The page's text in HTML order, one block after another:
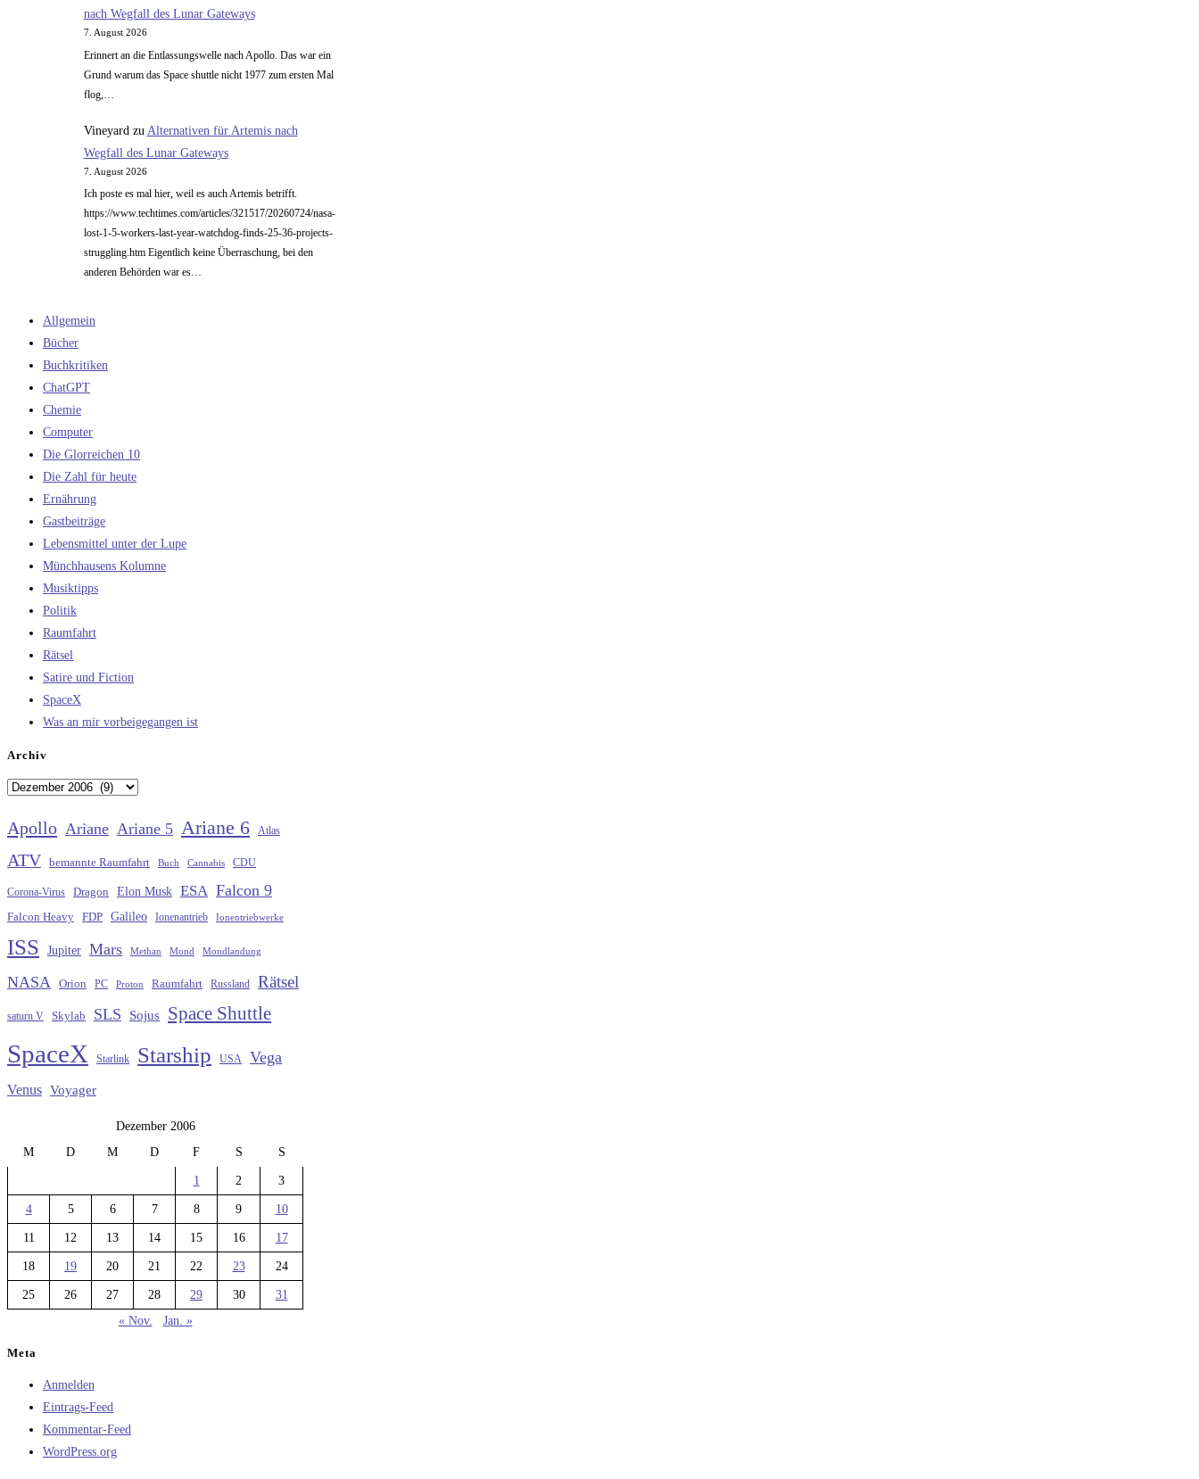
nach Wegfall des Lunar Gateways
7. August 2026
Erinnert an die Entlassungswelle nach Apollo. Das war ein
Grund warum das Space shuttle nicht 1977 zum ersten Mal
flog,…
Vineyard zu Alternativen für Artemis nach
Wegfall des Lunar Gateways
7. August 2026
Ich poste es mal hier, weil es auch Artemis betrifft.
https://www.techtimes.com/articles/321517/20260724/nasa-
lost-1-5-workers-last-year-watchdog-finds-25-36-projects-
struggling.htm Eigentlich keine Überraschung, bei den
anderen Behörden war es…
Allgemein
Bücher
Buchkritiken
ChatGPT
Chemie
Computer
Die Glorreichen 10
Die Zahl für heute
Ernährung
Gastbeiträge
Lebensmittel unter der Lupe
Münchhausens Kolumne
Musiktipps
Politik
Raumfahrt
Rätsel
Satire und Fiction
SpaceX
Was an mir vorbeigegangen ist
Archiv
Archiv
Apollo Ariane Ariane 5 Ariane 6 Atlas
ATV bemannte Raumfahrt Buch Cannabis CDU
Corona-Virus Dragon Elon Musk ESA Falcon 9
Falcon Heavy FDP Galileo Ionenantrieb Ionentriebwerke
ISS Jupiter Mars Methan Mond Mondlandung
NASA Orion PC Proton Raumfahrt Russland Rätsel
saturn V Skylab SLS Sojus Space Shuttle
SpaceX Starlink Starship USA Vega
Venus Voyager
Dezember 2006
M
D M D F S S
1 2 3
4 5 6 7 8 9 10
11 12 13 14 15 16 17
18 19 20 21 22 23 24
25 26 27 28 29 30
31
« Nov.
Jan. »
Meta
Anmelden
Eintrags-Feed
Kommentar-Feed
WordPress.org